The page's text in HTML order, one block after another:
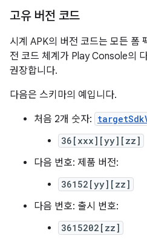
고유 버전 코드
시계 APK의 버전 코드는 모든 폼
전 코드 체계가 Play Console의
권장합니다.
다음은 스키마의 예입니다.
처음 2개 숫자:
36[xxx][yy][zz]
다음 번호: 제품 버전:
36152[yy][zz]
다음 번호: 출시 번호:
3615202[zz]